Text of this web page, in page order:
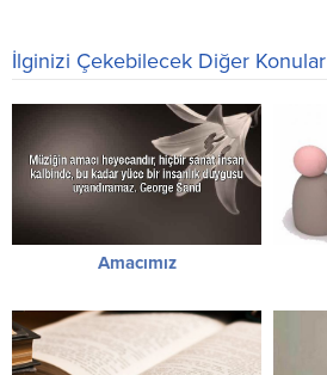
İlginizi Çekebilecek Diğer Konular
Amacımız